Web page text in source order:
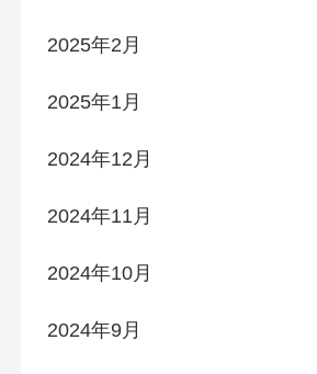
2025年2月
2025年1月
2024年12月
2024年11月
2024年10月
2024年9月